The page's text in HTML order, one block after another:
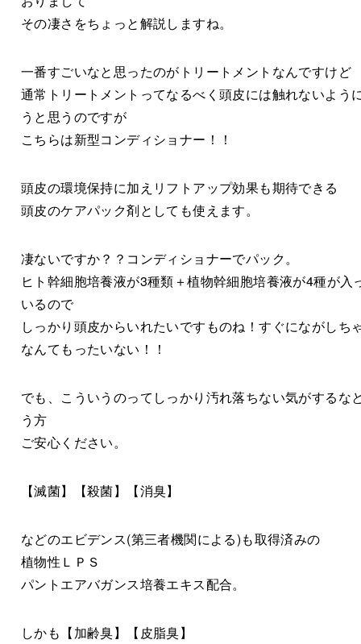
その凄さをちょっと解説しますね。
一番すごいなと思ったのがトリートメントなんですけど
通常トリートメントってなるべく頭皮には触れないよう
うと思うのですが
こちらは新型コンディショナー！！
頭皮の環境保持に加えリフトアップ効果も期待できる
頭皮のケアパック剤としても使えます。
凄ないですか？？コンディショナーでパック。
ヒト幹細胞培養液が3種類＋植物幹細胞培養液が4種が入
いるので
しっかり頭皮からいれたいですものね！すぐにながしち
なんてもったいない！！
でも、こういうのってしっかり汚れ落ちない気がするな
う方
ご安心ください。
【滅菌】【殺菌】【消臭】
などのエビデンス(第三者機関による)も取得済みの
植物性ＬＰＳ
パントエアバガンス培養エキス配合。
しかも【加齢臭】【皮脂臭】